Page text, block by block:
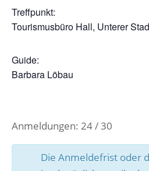
Treffpunkt:
Tourismusbüro Hall, Unterer
Guide:
Barbara Löbau
Anmeldungen: 24 / 30
Die Anmeldefrist oder